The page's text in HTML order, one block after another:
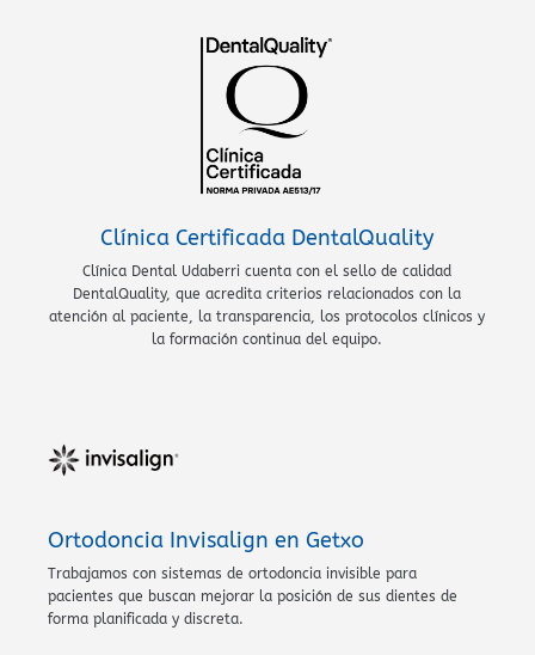
Clínica Certificada DentalQuality
Clínica Dental Udaberri cuenta con el sello de calidad
DentalQuality, que acredita criterios relacionados con la
atención al paciente, la transparencia, los protocolos clínicos y
la formación continua del equipo.
Ortodoncia Invisalign en Getxo
Trabajamos con sistemas de ortodoncia invisible para
pacientes que buscan mejorar la posición de sus dientes de
forma planificada y discreta.